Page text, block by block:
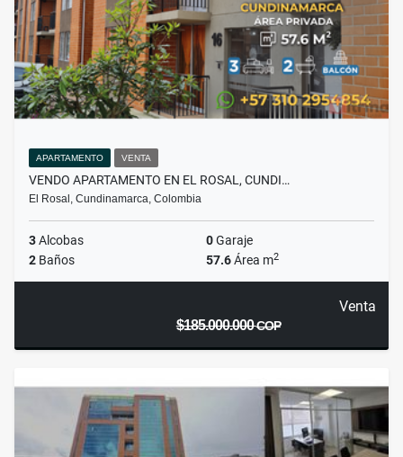
APARTAMENTO VENTA
VENDO APARTAMENTO EN EL ROSAL, CUNDI…
El Rosal, Cundinamarca, Colombia
3Alcobas 0Garaje
2 Baños 57.6Área m2
Venta
$185.000.000COP